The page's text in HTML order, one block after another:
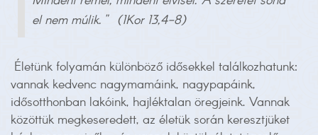
el nem múlik." (1Kor 13,4-8)
Életünk folyamán különböző idősekkel találkozhatunk:
vannak kedvenc nagymamáink, nagypapáink,
idősotthonban lakóink, hajléktalan öregjeink. Vannak
közöttük megkeseredett, az életük során keresztjüket